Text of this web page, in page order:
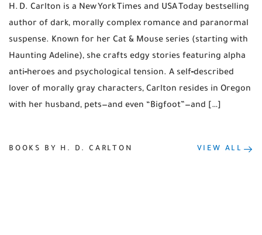
H. D. Carlton is a New York Times and USA Today bestselling
author of dark, morally complex romance and paranormal
suspense. Known for her Cat & Mouse series (starting with
Haunting Adeline), she crafts edgy stories featuring alpha
anti‑heroes and psychological tension. A self‑described
lover of morally gray characters, Carlton resides in Oregon
with her husband, pets—and even “Bigfoot”—and […]
BOOKS BY H. D. CARLTON VIEW ALL